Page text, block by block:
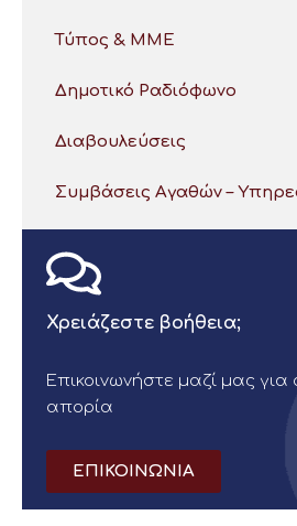
Τύπος & ΜΜΕ
Δημοτικό Ραδιόφωνο
Διαβουλεύσεις
Συμβάσεις Αγαθών –
Χρειάζεστε βοήθεια;
Επικοινωνήστε μαζί μας
απορία
ΕΠΙΚΟΙΝΩΝΙΑ